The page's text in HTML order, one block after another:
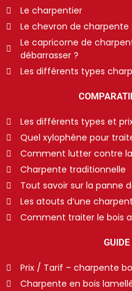
Le charpentier
Le chevron de charpente
Le capricorne de
débarrasser ?
Les différents types
Les différents types et
Quel xylophène pour
Comment lutter contre
Charpente traditionnelle
Tout savoir sur la panne
Les atouts d’une
Comment traiter le bois
Prix / Tarif – charpente
Charpente en bois